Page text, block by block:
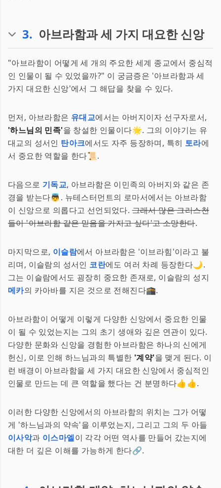
3. 아브라함과 세 가지 대요한 신앙
"아브라함이 어떻게 세 개의 주요한 세계 종교에서 중심적
인 인물이 될 수 있었을까?" 이 궁금증은 '아브라함과 세
가지 대요한 신앙'에서 그 해답을 찾을 수 있다.
먼저, 아브라함은 유대교에서는 아버지이자 선구자로서,
'하느님의 민족'을 창설한 인물이다🌟. 그의 이야기는 유
대교의 성서인 탄아크에서도 자주 등장하며, 특히 토라에
서 중요한 역할을 한다📜.
다음으로 기독교, 아브라함은 이민족의 아버지와 같은 존
경을 받는다👼. 뉴테스터먼트의 로마서에서는 아브라함
이 신앙으로 의롭다고 선언되었다.그래서 많은 크리스천
들이 '아브라함 같은 믿음을 가지고 싶다'고 소망한다.
마지막으로, 이슬람에서 아브라함은 '이브라힘'이라고 불
리며, 이슬람의 성서인 코란에도 여러 차례 등장한다🌙.
그는 이슬람에서도 굉장히 중요한 존재로, 이슬람의 성지
메카의 카아바를 지은 것으로 전해진다🕋.
아브라함이 어떻게 이렇게 다양한 신앙에서 중요한 인물
이 될 수 있었는지는 그의 초기 생애와 깊은 연관이 있다.
다양한 문화와 신앙을 경험한 아브라함은 하나의 신에게
헌신, 이로 인해 하느님과의 특별한 '계약'을 맺게 된다. 이
런 배경이 아브라함을 세 가지 대요한 신앙에서 중심적인
인물로 만드는 데 큰 역할을 했다는 건 분명하다👍👍.
이러한 다양한 신앙에서의 아브라함의 위치는 그가 어떻
게 '하느님과의 약속'을 이루었는지, 그리고 그의 두 아들
이사악과 이스마엘이 각각 어떤 역사를 만들어 갔는지에
대한 더 깊은 이해를 가능하게 한다🔗.